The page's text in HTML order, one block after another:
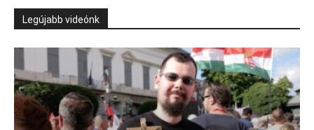
Legújabb videónk